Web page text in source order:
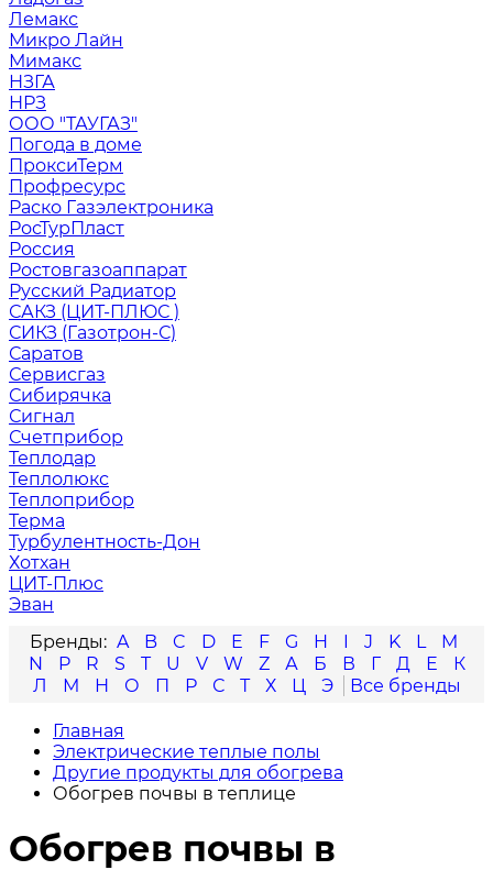
Лемакс
Микро Лайн
Мимакс
НЗГА
НРЗ
ООО "ТАУГАЗ"
Погода в доме
ПроксиТерм
Профресурс
Раско Газэлектроника
РосТурПласт
Россия
Ростовгазоаппарат
Русский Радиатор
САКЗ (ЦИТ-ПЛЮС )
СИКЗ (Газотрон-С)
Саратов
Сервисгаз
Сибирячка
Сигнал
Счетприбор
Теплодар
Теплолюкс
Теплоприбор
Терма
Турбулентность-Дон
Хотхан
ЦИТ-Плюс
Эван
A
B C D E F G H I J K L
M
N
P R S T U V W Z А Б В Г Д Е
К
Л
М Н О П Р С Т Х Ц Э
Главная
Электрические теплые полы
Другие продукты для обогрева
Обогрев почвы в теплице
Обогрев почвы в